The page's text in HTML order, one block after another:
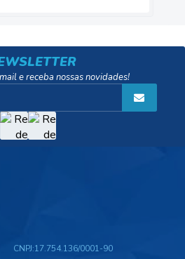
e receba nossas novidades!
CNPJ:17.754.136/0001-90